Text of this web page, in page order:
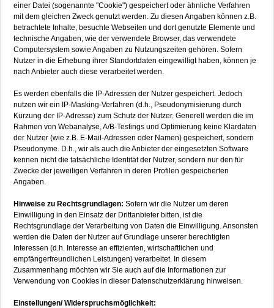
einer Datei (sogenannte "Cookie") gespeichert oder ähnliche Verfahren
mit dem gleichen Zweck genutzt werden. Zu diesen Angaben können z.B.
betrachtete Inhalte, besuchte Webseiten und dort genutzte Elemente und
technische Angaben, wie der verwendete Browser, das verwendete
Computersystem sowie Angaben zu Nutzungszeiten gehören. Sofern
Nutzer in die Erhebung ihrer Standortdaten eingewilligt haben, können je
nach Anbieter auch diese verarbeitet werden.
Es werden ebenfalls die IP-Adressen der Nutzer gespeichert. Jedoch
nutzen wir ein IP-Masking-Verfahren (d.h., Pseudonymisierung durch
Kürzung der IP-Adresse) zum Schutz der Nutzer. Generell werden die im
Rahmen von Webanalyse, A/B-Testings und Optimierung keine Klardaten
der Nutzer (wie z.B. E-Mail-Adressen oder Namen) gespeichert, sondern
Pseudonyme. D.h., wir als auch die Anbieter der eingesetzten Software
kennen nicht die tatsächliche Identität der Nutzer, sondern nur den für
Zwecke der jeweiligen Verfahren in deren Profilen gespeicherten
Angaben.
Hinweise zu Rechtsgrundlagen: Sofern wir die Nutzer um deren
Einwilligung in den Einsatz der Drittanbieter bitten, ist die
Rechtsgrundlage der Verarbeitung von Daten die Einwilligung. Ansonsten
werden die Daten der Nutzer auf Grundlage unserer berechtigten
Interessen (d.h. Interesse an effizienten, wirtschaftlichen und
empfängerfreundlichen Leistungen) verarbeitet. In diesem
Zusammenhang möchten wir Sie auch auf die Informationen zur
Verwendung von Cookies in dieser Datenschutzerklärung hinweisen.
Einstellungen/ Widerspruchsmöglichkeit: